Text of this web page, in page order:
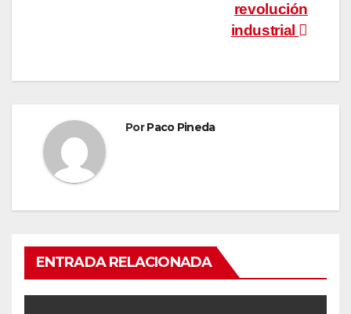
revolución
industrial
PorPaco Pineda
ENTRADA RELACIONADA